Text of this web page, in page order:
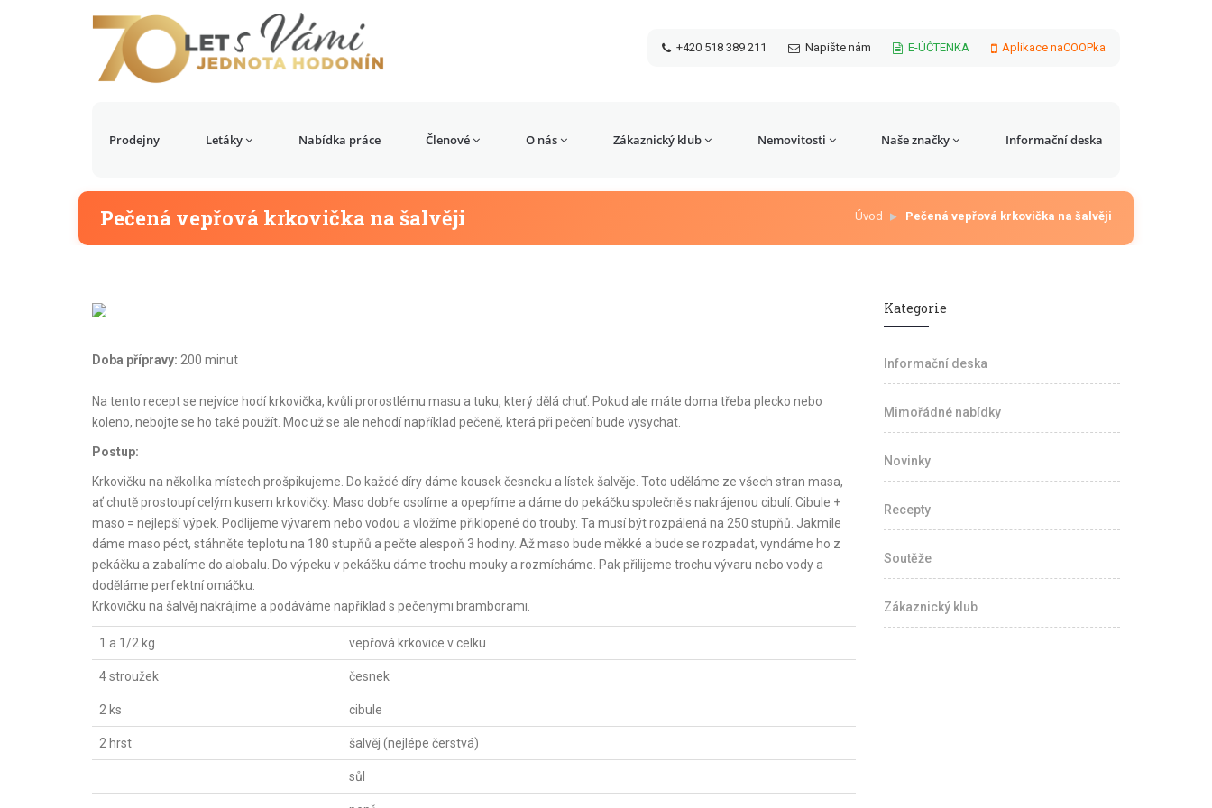
+420 518 389 211 Napište nám E-ÚČTENKA Aplikace naCOOPka
Prodejny Letáky Nabídka práce Členové O nás Zákaznický klub Nemovitosti Naše značky Informační deska
Pečená vepřová krkovička na šalvěji Úvod Pečená vepřová krkovička na šalvěji
Doba přípravy: 200 minut
Na tento recept se nejvíce hodí krkovička, kvůli prorostlému masu a tuku, který dělá chuť. Pokud ale máte doma třeba plecko nebo
koleno, nebojte se ho také použít. Moc už se ale nehodí například pečeně, která při pečení bude vysychat.
Postup:
Krkovičku na několika místech prošpikujeme. Do každé díry dáme kousek česneku a lístek šalvěje. Toto uděláme ze všech stran masa,
ať chutě prostoupí celým kusem krkovičky. Maso dobře osolíme a opepříme a dáme do pekáčku společně s nakrájenou cibulí. Cibule +
maso = nejlepší výpek. Podlijeme vývarem nebo vodou a vložíme přiklopené do trouby. Ta musí být rozpálená na 250 stupňů. Jakmile
dáme maso péct, stáhněte teplotu na 180 stupňů a pečte alespoň 3 hodiny. Až maso bude měkké a bude se rozpadat, vyndáme ho z
pekáčku a zabalíme do alobalu. Do výpeku v pekáčku dáme trochu mouky a rozmícháme. Pak přilijeme trochu vývaru nebo vody a
doděláme perfektní omáčku.
Krkovičku na šalvěj nakrájíme a podáváme například s pečenými bramborami.
1 a 1/2 kg vepřová krkovice v celku
4 stroužek česnek
2 ks cibule
2 hrst šalvěj (nejlépe čerstvá)
sůl
Kategorie
Informační deska
Mimořádné nabídky
Novinky
Recepty
Soutěže
Zákaznický klub